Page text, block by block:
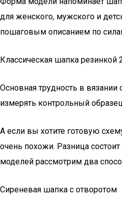
для женского, мужского и
пошаговым описанием по
Классическая шапка
Основная трудность в
измерять контрольный
А если вы хотите готовую
очень похожи. Разница
моделей рассмотрим два
Сиреневая шапка с отворотом